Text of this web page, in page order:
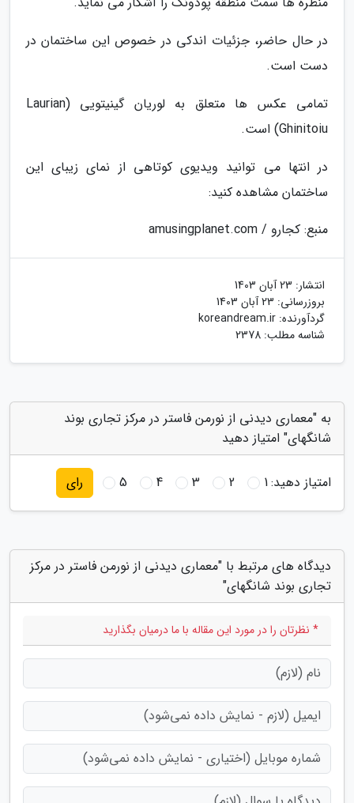
در حال حاضر، جزئیات اندکی در خصوص این ساختمان در
دست است.
تمامی عکس ها متعلق به لوریان گینیتویی (Laurian
Ghinitoiu) است.
در انتها می توانید ویدیوی کوتاهی از نمای زیبای این
ساختمان مشاهده کنید:
منبع: کجارو / amusingplanet.com
انتشار: 23 آبان 1403
بروزرسانی: 23 آبان 1403
گردآورنده: koreandream.ir
شناسه مطلب: 2378
به "معماری دیدنی از نورمن فاستر در مرکز تجاری بوند
شانگهای" امتیاز دهید
امتیاز دهید:1
2
3
4
5 رای
دیدگاه های مرتبط با "معماری دیدنی از نورمن فاستر در مرکز
تجاری بوند شانگهای"
* نظرتان را در مورد این مقاله با ما درمیان بگذارید